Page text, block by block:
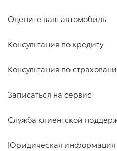
Оцените ваш автомобиль
Консультация по кредиту
Консультация по
Записаться на сервис
Служба клиентской
Юридическая информация